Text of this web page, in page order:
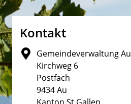
Fusszeile
Kontakt
Gemeindeverwaltung Au
Kirchweg 6
Postfach
9434 Au